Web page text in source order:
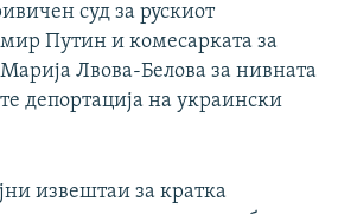
суд за рускиот
Путин и комесарката за
Лвова-Белова за нивната
депортација на украински
извештаи за кратка